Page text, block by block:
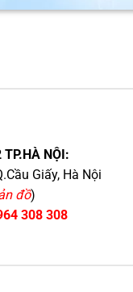
TP.HÀ NỘI:
Giấy, Hà Nội
đồ)
308 308